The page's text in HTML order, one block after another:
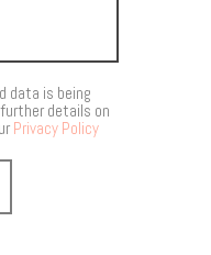
data is being
details on
Privacy Policy